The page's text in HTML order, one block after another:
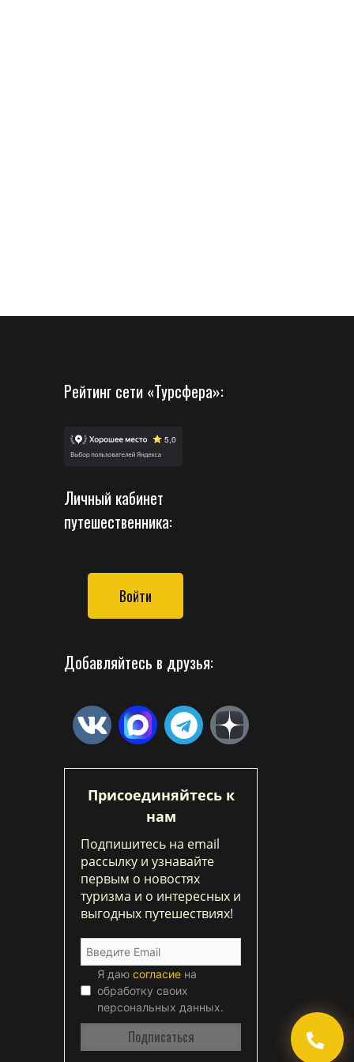
Рейтинг сети «Турсфера»:
Личный кабинет
путешественника:
Войти
Добавляйтесь в друзья:
Присоединяйтесь к
нам
Подпишитесь на email
рассылку и узнавайте
первым о новостях
туризма и о интересных и
выгодных путешествиях!
Я даю согласие на
обработку своих
персональных данных.